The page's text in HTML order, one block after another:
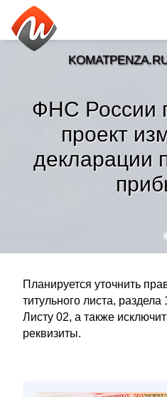
ФНС России
проект
декларации
Планируется уточнить
титульного листа,
Листу 02, а также
реквизиты.
Новости»
Тренды новостей»
Рубрики»